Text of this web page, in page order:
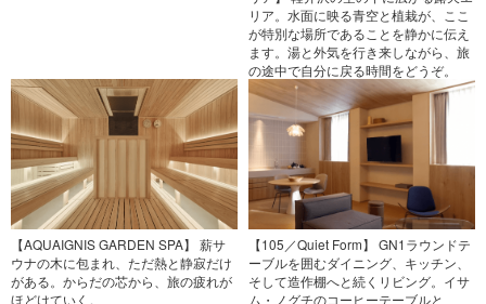
リア。水面に映る青空と植栽が、ここ
が特別な場所であることを静かに伝え
ます。湯と外気を行き来しながら、旅
の途中で自分に戻る時間をどうぞ。
【AQUAIGNIS GARDEN SPA】 薪サ
ウナの木に包まれ、ただ熱と静寂だけ
がある。からだの芯から、旅の疲れが
ほどけていく。
【105／Quiet Form】 GN1ラウンドテ
ーブルを囲むダイニング、キッチン、
そして造作棚へと続くリビング。イサ
ム・ノグチのコーヒーテーブルと